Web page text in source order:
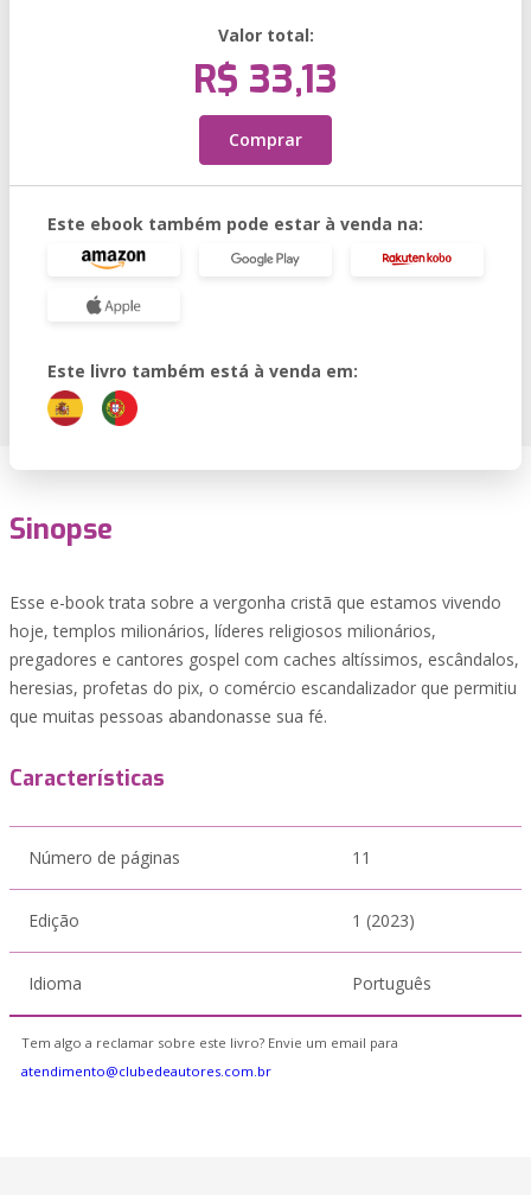
Valor total:
R$ 33,13
Comprar
Este ebook também pode estar à venda na:
Este livro também está à venda em:
Sinopse
Esse e-book trata sobre a vergonha cristã que estamos vivendo
hoje, templos milionários, líderes religiosos milionários,
pregadores e cantores gospel com caches altíssimos, escândalos,
heresias, profetas do pix, o comércio escandalizador que permitiu
que muitas pessoas abandonasse sua fé.
Características
Número de páginas 11
Edição 1 (2023)
Idioma Português
Tem algo a reclamar sobre este livro? Envie um email para
atendimento@clubedeautores.com.br